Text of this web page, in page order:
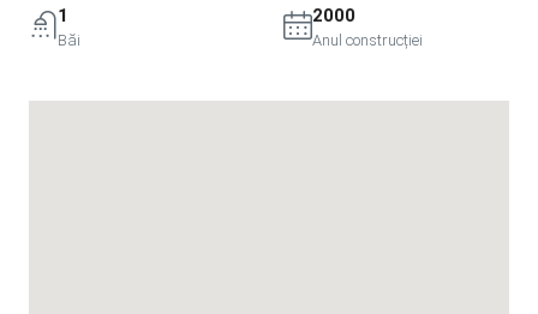
1
Băi
2000
Anul construcției